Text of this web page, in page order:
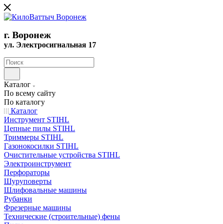
г. Воронеж
ул. Электросигнальная 17
Каталог
По всему сайту
По каталогу
Каталог
Инструмент STIHL
Цепные пилы STIHL
Триммеры STIHL
Газонокосилки STIHL
Очистительные устройства STIHL
Электроинструмент
Перфораторы
Шуруповерты
Шлифовальные машины
Рубанки
Фрезерные машины
Технические (строительные) фены